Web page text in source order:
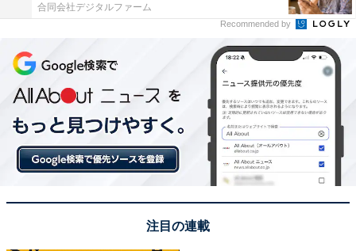
合同会社デジタルファーム
Recommended by
注目の連載